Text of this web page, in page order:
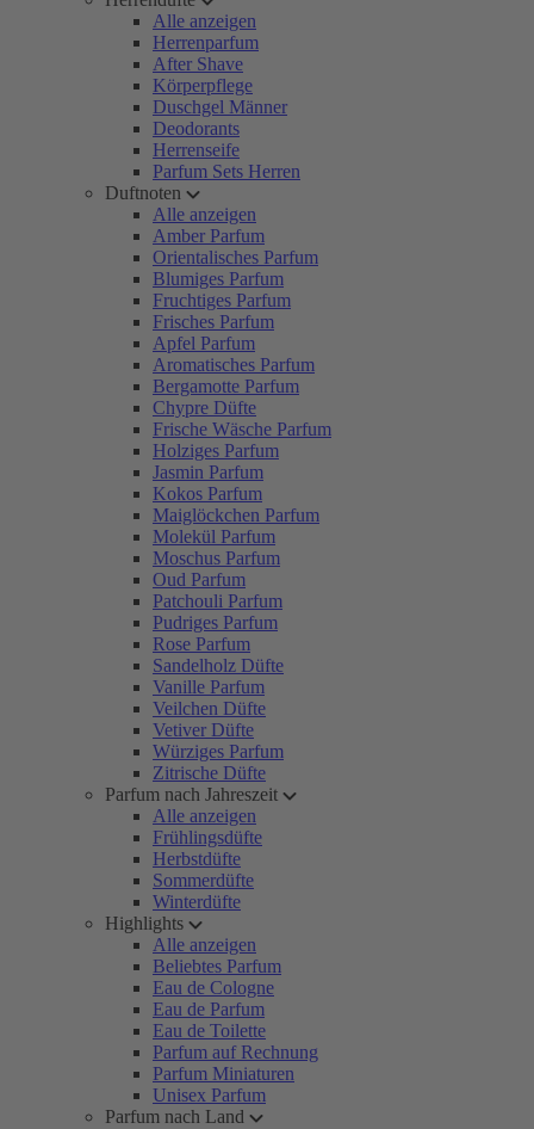
Alle anzeigen
Herrenparfum
After Shave
Körperpflege
Duschgel Männer
Deodorants
Herrenseife
Parfum Sets Herren
Duftnoten
Alle anzeigen
Amber Parfum
Orientalisches Parfum
Blumiges Parfum
Fruchtiges Parfum
Frisches Parfum
Apfel Parfum
Aromatisches Parfum
Bergamotte Parfum
Chypre Düfte
Frische Wäsche Parfum
Holziges Parfum
Jasmin Parfum
Kokos Parfum
Maiglöckchen Parfum
Molekül Parfum
Moschus Parfum
Oud Parfum
Patchouli Parfum
Pudriges Parfum
Rose Parfum
Sandelholz Düfte
Vanille Parfum
Veilchen Düfte
Vetiver Düfte
Würziges Parfum
Zitrische Düfte
Parfum nach Jahreszeit
Alle anzeigen
Frühlingsdüfte
Herbstdüfte
Sommerdüfte
Winterdüfte
Highlights
Alle anzeigen
Beliebtes Parfum
Eau de Cologne
Eau de Parfum
Eau de Toilette
Parfum auf Rechnung
Parfum Miniaturen
Unisex Parfum
Parfum nach Land